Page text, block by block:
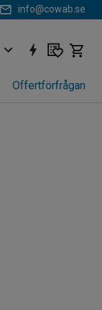
info@cowab.se
Offertförfrågan